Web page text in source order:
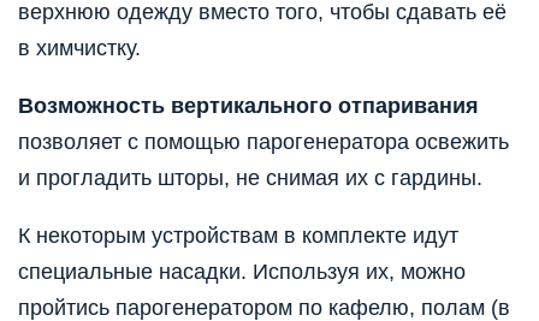
верхнюю одежду вместо того, чтобы сдавать её
в химчистку.
Возможность вертикального отпаривания
позволяет с помощью парогенератора освежить
и прогладить шторы, не снимая их с гардины.
К некоторым устройствам в комплекте идут
специальные насадки. Используя их, можно
пройтись парогенератором по кафелю, полам (в